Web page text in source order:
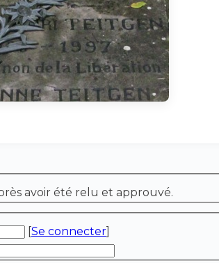
avoir été relu et approuvé.
[Se connecter]